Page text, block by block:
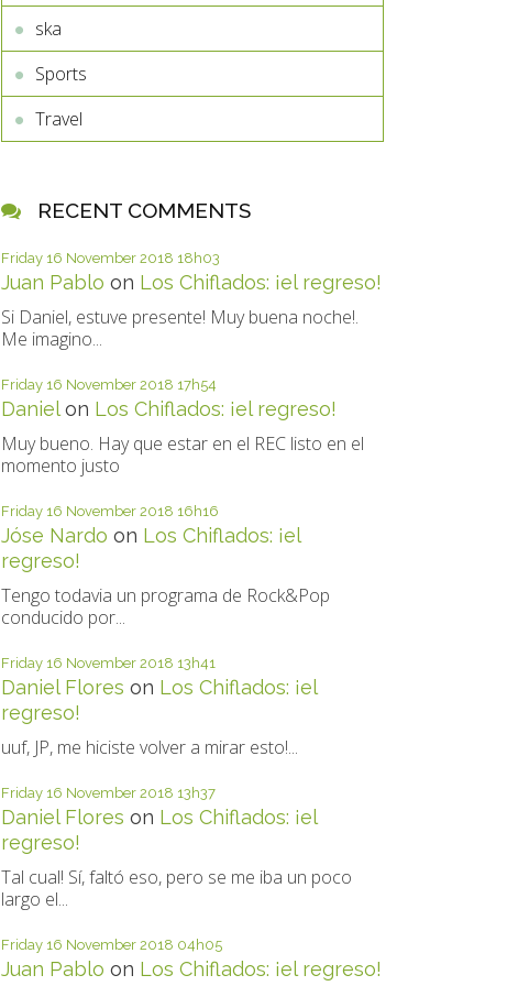
ska
Sports
Travel
RECENT COMMENTS
Friday 16 November 2018 18h03
Juan Pablo on Los Chiflados: ¡el regreso!
Si Daniel, estuve presente! Muy buena noche!.
Me imagino...
Friday 16 November 2018 17h54
Danielon Los Chiflados: ¡el regreso!
Muy bueno. Hay que estar en el REC listo en el
momento justo
Friday 16 November 2018 16h16
Jóse Nardo on Los Chiflados: ¡el
regreso!
Tengo todavia un programa de Rock&Pop
conducido por...
Friday 16 November 2018 13h41
Daniel Flores on Los Chiflados: ¡el
regreso!
uuf, JP, me hiciste volver a mirar esto!...
Friday 16 November 2018 13h37
Daniel Flores on Los Chiflados: ¡el
regreso!
Tal cual! Sí, faltó eso, pero se me iba un poco
largo el...
Friday 16 November 2018 04h05
Juan Pablo on Los Chiflados: ¡el regreso!